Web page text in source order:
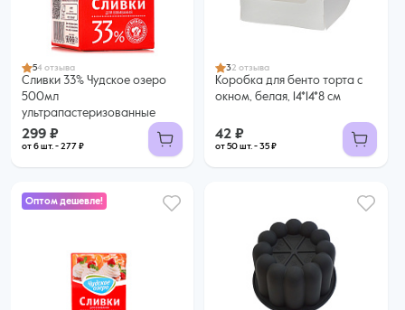
54 отзыва
Сливки 33% Чудское озеро
500мл
ультрапастеризованные
299 ₽
от 6 шт. - 277 ₽
277 ₽ за шт. при заказе от 6 шт.
Купить оптом
32 отзыва
Коробка для бенто торта с
окном, белая, 14*14*8 см
42 ₽
от 50 шт. - 35 ₽
35 ₽ за шт. при заказе от 50 шт.
Купить оптом
Оптом дешевле!
135 ₽
119 ₽ за шт. при заказе от 6 шт.
Купить оптом